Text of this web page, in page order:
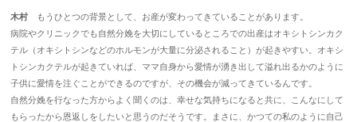
木村
もうひとつの背景として、お産が変わってきていることがあります。
病院やクリニックでも自然分娩を大切にしているところでの出産はオキシトシンカク
テル（オキシトシンなどのホルモンが大量に分泌されること）が起きやすい。オキシ
トシンカクテルが起きていれば、ママ自身から愛情が湧き出して溢れ出るかのように
子供に愛情を注ぐことができるのですが、その機会が減ってきているんです。
自然分娩を行なった方からよく聞くのは、幸せな気持ちになると共に、こんなにして
もらったから恩返しをしたいと思うのだそうです。まさに、かつての私のように自己